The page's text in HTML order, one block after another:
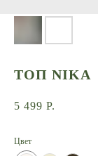
ТОП NIKA
5 499 Р.
Цвет